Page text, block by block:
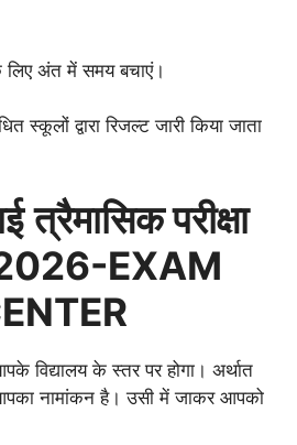
अंत में समय बचाएं।
स्कूलों द्वारा रिजल्ट जारी किया जाता
त्रैमासिकपरीक्षा
EXAM
विद्यालय के स्तर पर होगा। अर्थात
नामांकन है। उसी में जाकर आपको